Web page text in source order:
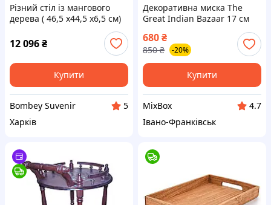
Різний стіл із мангового
дерева ( 46,5 х44,5 х6,5 см)
12 096₴
Купити
Bombey Suvenir
5
Харків
Декоративна миска The
Great Indian Bazaar 17 см
мангове дерево для закусок
фруктів ключів
сервірувальна тарілка
ручна робота
680₴
850 ₴ -20%
Купити
MixBox
4.7
Івано-Франківськ